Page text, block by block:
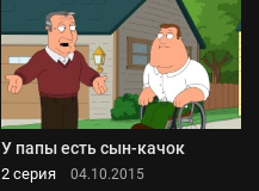
У папы есть сын-качок
2 серия 04.10.2015